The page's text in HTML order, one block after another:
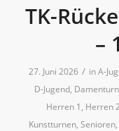
TK-
–
27. Juni 2026 / inA-
D-Jugend,
Herren 1 , Herren 2
Kunstturnen, Senioren,